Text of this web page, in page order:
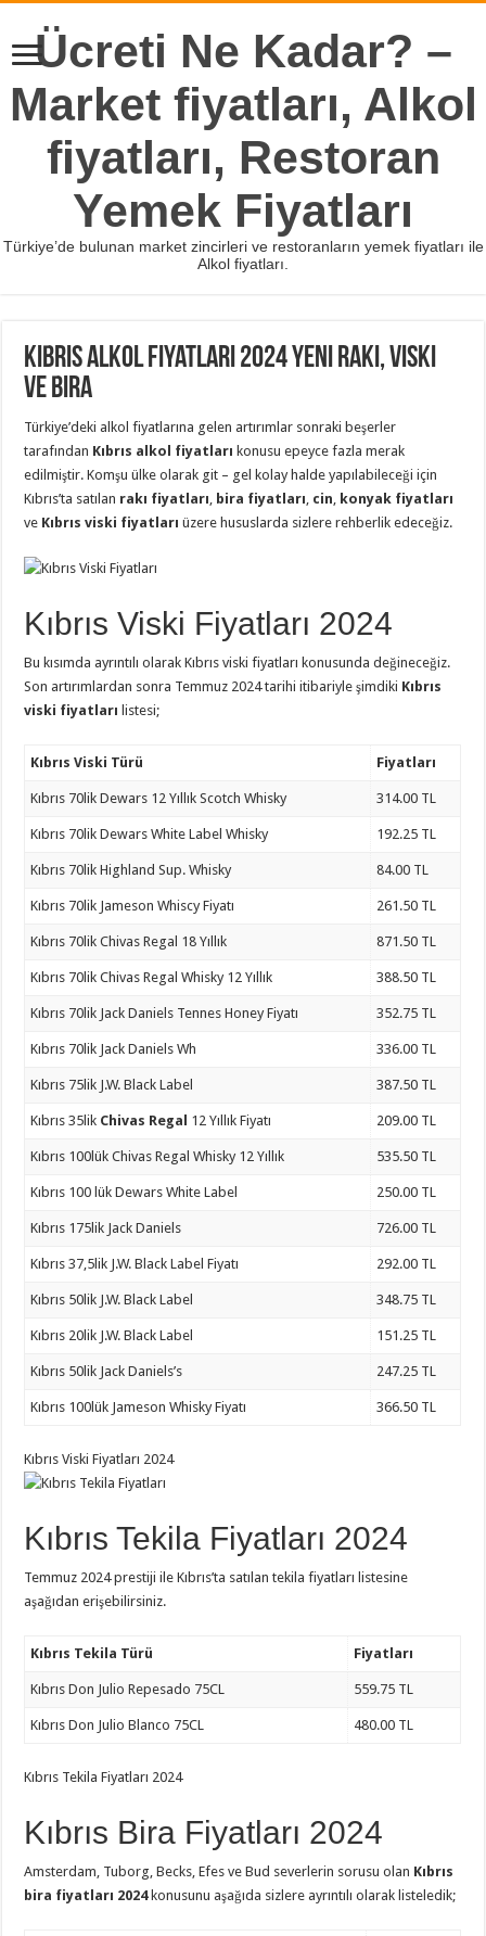
Ücreti Ne Kadar? –
Market fiyatları, Alkol
fiyatları, Restoran
Yemek Fiyatları
Türkiye’de bulunan market zincirleri ve restoranların yemek fiyatları ile
Alkol fiyatları.
Kıbrıs Alkol Fiyatları 2024 Yeni Rakı, Viski
ve Bira
Türkiye’deki alkol fiyatlarına gelen artırımlar sonraki beşerler
tarafından Kıbrıs alkol fiyatları konusu epeyce fazla merak
edilmiştir. Komşu ülke olarak git – gel kolay halde yapılabileceği için
Kıbrıs’ta satılan rakı fiyatları bira fiyatları cin konyak fiyatları
ve Kıbrıs viski fiyatları üzere hususlarda sizlere rehberlik edeceğiz.
Kıbrıs Viski Fiyatları 2024
Bu kısımda ayrıntılı olarak Kıbrıs viski fiyatları konusunda değineceğiz.
Son artırımlardan sonra Temmuz 2024 tarihi itibariyle şimdiki Kıbrıs
viski fiyatları listesi;
Kıbrıs Viski Türü Fiyatları
Kıbrıs 70lik Dewars 12 Yıllık Scotch Whisky 314.00 TL
Kıbrıs 70lik Dewars White Label Whisky 192.25 TL
Kıbrıs 70lik Highland Sup. Whisky 84.00 TL
Kıbrıs 70lik Jameson Whiscy Fiyatı 261.50 TL
Kıbrıs 70lik Chivas Regal 18 Yıllık 871.50 TL
Kıbrıs 70lik Chivas Regal Whisky 12 Yıllık 388.50 TL
Kıbrıs 70lik Jack Daniels Tennes Honey Fiyatı 352.75 TL
Kıbrıs 70lik Jack Daniels Wh 336.00 TL
Kıbrıs 75lik J.W. Black Label 387.50 TL
Kıbrıs 35lik Chivas Regal 12 Yıllık Fiyatı 209.00 TL
Kıbrıs 100lük Chivas Regal Whisky 12 Yıllık 535.50 TL
Kıbrıs 100 lük Dewars White Label 250.00 TL
Kıbrıs 175lik Jack Daniels 726.00 TL
Kıbrıs 37,5lik J.W. Black Label Fiyatı 292.00 TL
Kıbrıs 50lik J.W. Black Label 348.75 TL
Kıbrıs 20lik J.W. Black Label 151.25 TL
Kıbrıs 50lik Jack Daniels’s 247.25 TL
Kıbrıs 100lük Jameson Whisky Fiyatı 366.50 TL
Kıbrıs Viski Fiyatları 2024
Kıbrıs Tekila Fiyatları 2024
Temmuz 2024 prestiji ile Kıbrıs’ta satılan tekila fiyatları listesine
aşağıdan erişebilirsiniz.
Kıbrıs Tekila Türü Fiyatları
Kıbrıs Don Julio Repesado 75CL 559.75 TL
Kıbrıs Don Julio Blanco 75CL 480.00 TL
Kıbrıs Tekila Fiyatları 2024
Kıbrıs Bira Fiyatları 2024
Amsterdam, Tuborg, Becks, Efes ve Bud severlerin sorusu olan Kıbrıs
bira fiyatları 2024konusunu aşağıda sizlere ayrıntılı olarak listeledik;